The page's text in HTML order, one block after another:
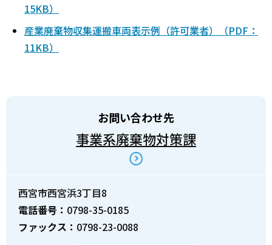
15KB）
産業廃棄物収集運搬車両表示例（許可業者）（PDF：
11KB）
お問い合わせ先
事業系廃棄物対策課
西宮市西宮浜3丁目8
電話番号： 0798-35-0185
ファックス： 0798-23-0088